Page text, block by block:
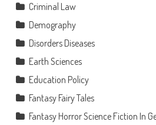
Criminal Law
Demography
Disorders Diseases
Earth Sciences
Education Policy
Fantasy Fairy Tales
Fantasy Horror Science Fiction In